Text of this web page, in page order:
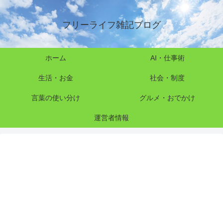
フリーライフ雑記ブログ
ホーム AI・仕事術
生活・お金 社会・制度
言葉の使い分け グルメ・おでかけ
運営者情報